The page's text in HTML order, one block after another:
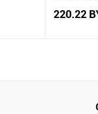
220.22